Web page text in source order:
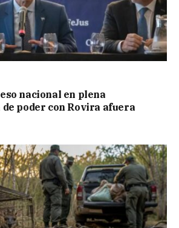
nacional en plena
poder con Rovira afuera